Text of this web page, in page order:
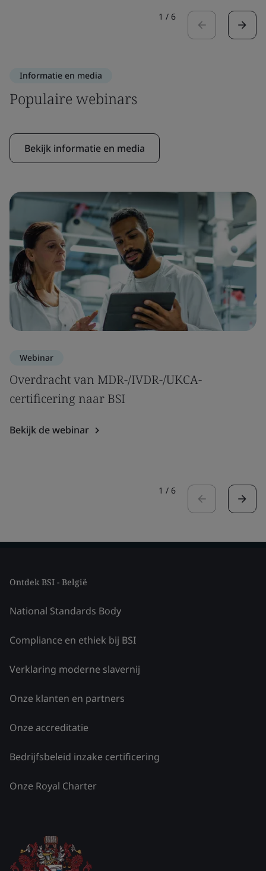
1 / 6
Informatie en media
Populaire webinars
Bekijk informatie en media
Webinar
Overdracht van MDR-/IVDR-/UKCA-
certificering naar BSI
Bekijk de webinar
1 / 6
Ontdek BSI - België
National Standards Body
Compliance en ethiek bij BSI
Verklaring moderne slavernij
Onze klanten en partners
Onze accreditatie
Bedrijfsbeleid inzake certificering
Onze Royal Charter